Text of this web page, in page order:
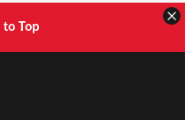
Top